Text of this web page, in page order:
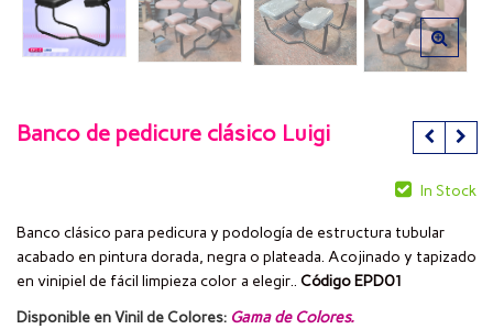
Banco de pedicure clásico Luigi
In Stock
Banco clásico para pedicura y podología de estructura tubular
acabado en pintura dorada, negra o plateada. Acojinado y tapizado
en vinipiel de fácil limpieza color a elegir.. Código EPD01
Disponible en Vinil de Colores: Gama de Colores.